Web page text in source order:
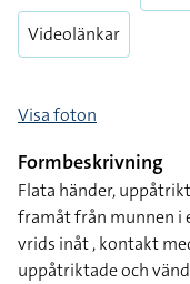
Videolänkar
Visa foton
Formbeskrivning
Flata händer,
framåt från munnen i
vrids inåt , kontakt
uppåtriktade och